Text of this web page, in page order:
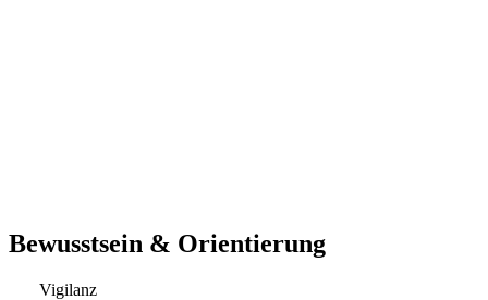
Bewusstsein & Orientierung
Vigilanz